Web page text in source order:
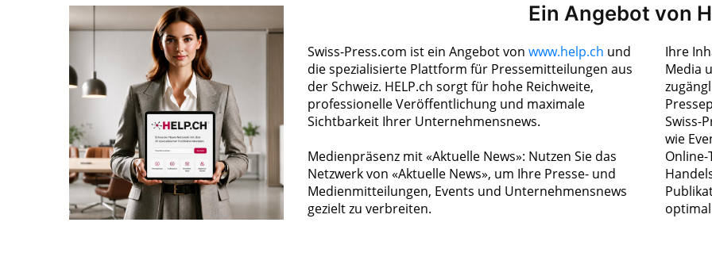
Ein Angebot von
Swiss-Press.com ist ein Angebot von www.help.ch und
die spezialisierte Plattform für Pressemitteilungen aus
der Schweiz. HELP.ch sorgt für hohe Reichweite,
professionelle Veröffentlichung und maximale
Sichtbarkeit Ihrer Unternehmensnews.
Medienpräsenz mit «Aktuelle News»: Nutzen Sie das
Netzwerk von «Aktuelle News», um Ihre Presse- und
Medienmitteilungen, Events und Unternehmensnews
gezielt zu verbreiten.
Ihre
Media
Swiss-
wie